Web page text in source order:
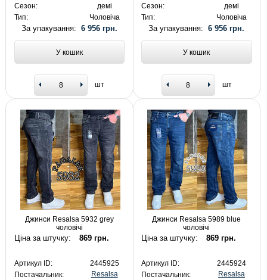
Сезон:
демі
Тип:
Чоловіча
За упакування: 6 956 грн.
У кошик
шт
Сезон:
демі
Тип:
Чоловіча
За упакування:6 956 грн.
У кошик
шт
Джинси Resalsa 5932 grey
чоловічі
Ціна за штучку: 869 грн.
Артикул ID:
2445925
Постачальник:
Resalsa
Джинси Resalsa 5989 blue
чоловічі
Ціна за штучку: 869 грн.
Артикул ID:
2445924
Постачальник:
Resalsa